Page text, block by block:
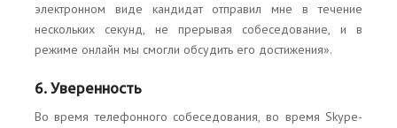
электронном виде кандидат отправил мне в течение
нескольких секунд, не прерывая собеседование, и в
режиме онлайн мы смогли обсудить его достижения».
6. Уверенность
Во время телефонного собеседования, во время Skype-